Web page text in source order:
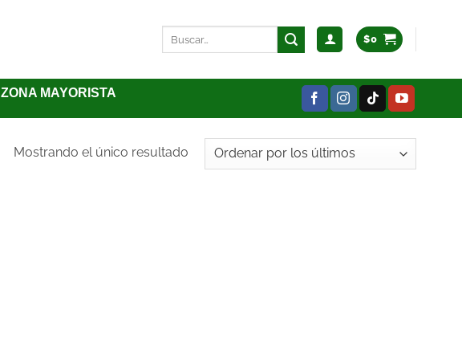
$0
ZONA MAYORISTA
Mostrando el único resultado